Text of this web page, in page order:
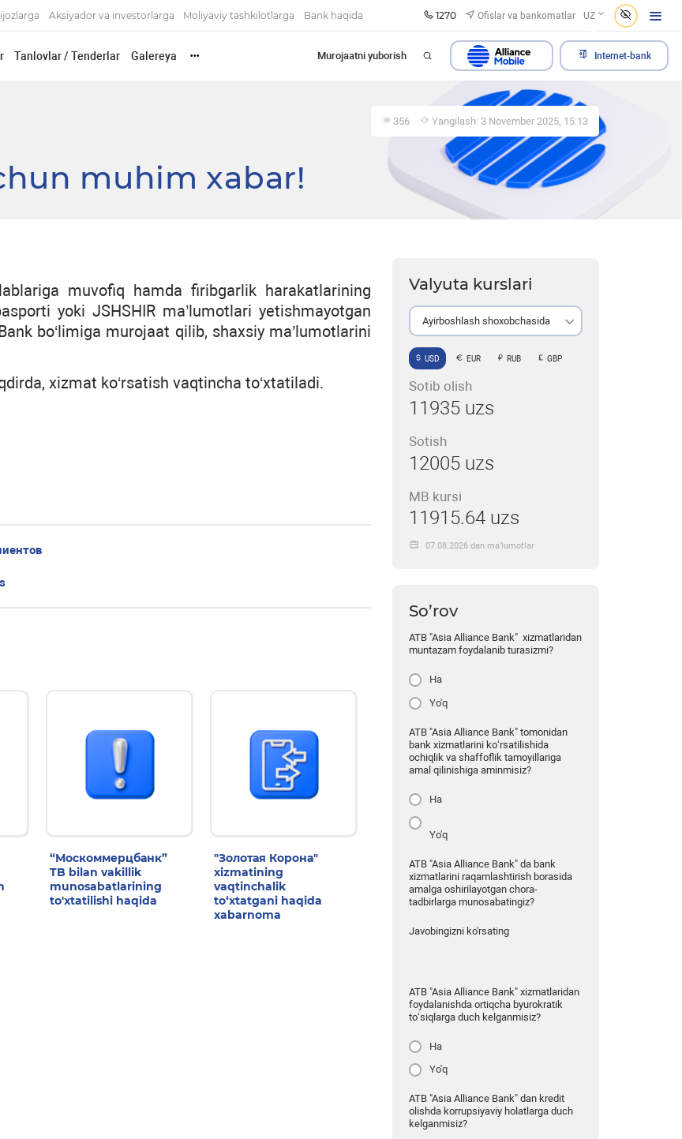
Aksiyador va investorlarga Moliyaviy tashkilotlarga Bank haqida 1270 Ofislar va bankomatlar UZ
Tanlovlar / Tenderlar Galereya ••• Murojaatni yuborish Internet-bank
356 Yangilash: 3 November 2025, 15:13
muhim xabar!
muvofiq hamda firibgarlik harakatlarining
yoki JSHSHIR ma’lumotlari yetishmayotgan
bo‘limiga murojaat qilib, shaxsiy ma’lumotlarini
xizmat ko‘rsatish vaqtincha to‘xtatiladi.
“Москоммерцбанк”
TB bilan vakillik
munosabatlarining
to'xtatilishi haqida
"Золотая Корона"
xizmatining
vaqtinchalik
to‘xtatgani haqida
xabarnoma
Valyuta kurslari
Ayirboshlash shoxobchasida
USD EUR RUB GBP
Sotib olish
11935 uzs
Sotish
12005 uzs
MB kursi
11915.64 uzs
07.08.2026 dan ma’lumotlar
So’rov
ATB "Asia Alliance Bank" xizmatlaridan
muntazam foydalanib turasizmi?
Ha
Yo'q
ATB "Asia Alliance Bank" tomonidan
bank xizmatlarini ko‘rsatilishida
ochiqlik va shaffoflik tamoyillariga
amal qilinishiga aminmisiz?
Ha
Yo'q
ATB "Asia Alliance Bank" da bank
xizmatlarini raqamlashtirish borasida
amalga oshirilayotgan chora-
tadbirlarga munosabatingiz?
Javobingizni ko'rsating
ATB "Asia Alliance Bank" xizmatlaridan
foydalanishda ortiqcha byurokratik
to‘siqlarga duch kelganmisiz?
Ha
Yo'q
ATB "Asia Alliance Bank" dan kredit
olishda korrupsiyaviy holatlarga duch
kelganmisiz?